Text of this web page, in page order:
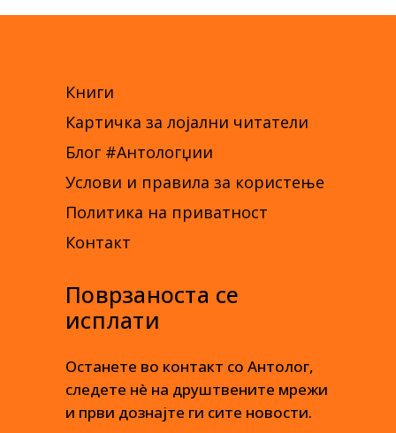
Книги
Картичка за лојални читатели
Блог #Антологџии
Услови и правила за користење
Политика на приватност
Контакт
Поврзаноста се
исплати
Останете во контакт со Антолог,
следете нè на друштвените мрежи
и први дознајте ги сите новости.